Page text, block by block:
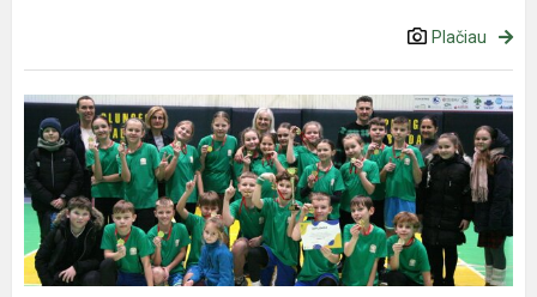
Plačiau
Rajoninės
„Drąsūs,
stiprūs,
vikrūs“
varžybos